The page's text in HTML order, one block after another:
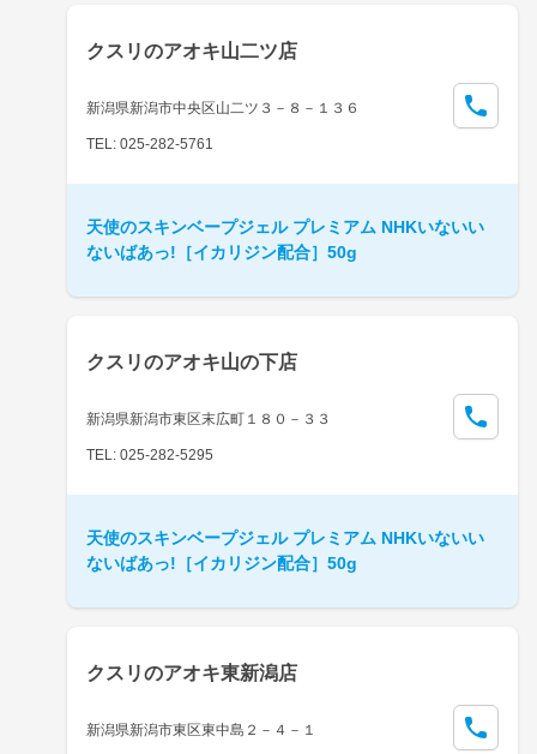
クスリのアオキ山二ツ店
新潟県新潟市中央区山二ツ３－８－１３６
TEL: 025-282-5761
天使のスキンベープジェル プレミアム NHKいないい
ないばあっ!［イカリジン配合］50g
クスリのアオキ山の下店
新潟県新潟市東区末広町１８０－３３
TEL: 025-282-5295
天使のスキンベープジェル プレミアム NHKいないい
ないばあっ!［イカリジン配合］50g
クスリのアオキ東新潟店
新潟県新潟市東区東中島２－４－１